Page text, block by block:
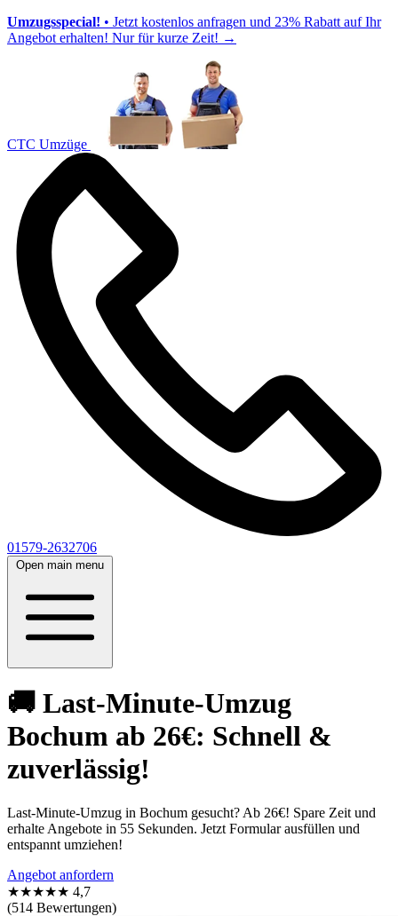
Umzugsspecial! • Jetzt kostenlos anfragen und 23% Rabatt auf Ihr
Angebot erhalten! Nur für kurze Zeit! →
CTC Umzüge
01579-2632706
Open main menu
🚚 Last-Minute-Umzug
Bochum ab 26€: Schnell &
zuverlässig!
Last-Minute-Umzug in Bochum gesucht? Ab 26€! Spare Zeit und
erhalte Angebote in 55 Sekunden. Jetzt Formular ausfüllen und
entspannt umziehen!
Angebot anfordern
★★★★★ 4,7
(514 Bewertungen)